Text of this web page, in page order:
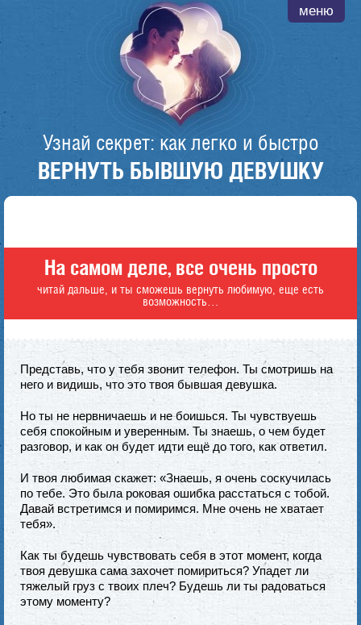
меню
Узнай секрет: как легко и быстро
ВЕРНУТЬ БЫВШУЮ ДЕВУШКУ
На самом деле, все очень просто
читай дальше, и ты сможешь вернуть любимую, еще есть
возможность…
Представь, что у тебя звонит телефон. Ты смотришь на
него и видишь, что это твоя бывшая девушка.
Но ты не нервничаешь и не боишься. Ты чувствуешь
себя спокойным и уверенным. Ты знаешь, о чем будет
разговор, и как он будет идти ещё до того, как ответил.
И твоя любимая скажет: «Знаешь, я очень соскучилась
по тебе. Это была роковая ошибка расстаться с тобой.
Давай встретимся и помиримся. Мне очень не хватает
тебя».
Как ты будешь чувствовать себя в этот момент, когда
твоя девушка сама захочет помириться? Упадет ли
тяжелый груз с твоих плеч? Будешь ли ты радоваться
этому моменту?